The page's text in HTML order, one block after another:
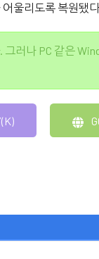
울리도록 복원됐
러나 PC 같은